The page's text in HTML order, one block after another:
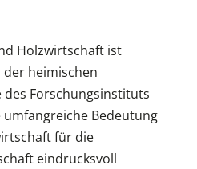
Holzwirtschaft ist
heimischen
Forschungsinstituts
Bedeutung
für die
eindrucksvoll